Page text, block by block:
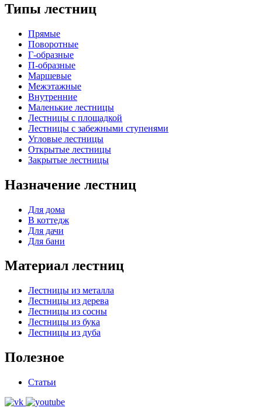
Типы лестниц
Прямые
Поворотные
Г-образные
П-образные
Маршевые
Межэтажные
Внутренние
Маленькие лестницы
Лестницы с площадкой
Лестницы с забежными ступенями
Угловые лестницы
Открытые лестницы
Закрытые лестницы
Назначение лестниц
Для дома
В коттедж
Для дачи
Для бани
Материал лестниц
Лестницы из металла
Лестницы из дерева
Лестницы из сосны
Лестницы из бука
Лестницы из дуба
Полезное
Статьи